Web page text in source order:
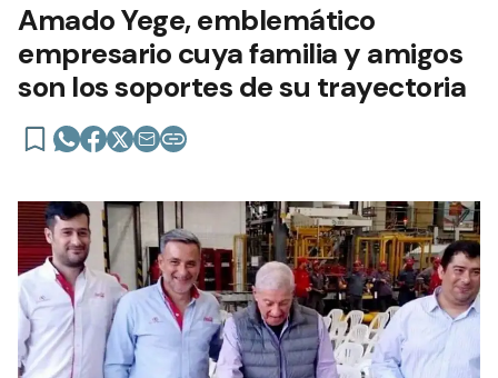
Amado Yege, emblemático
empresario cuya familia y amigos
son los soportes de su trayectoria